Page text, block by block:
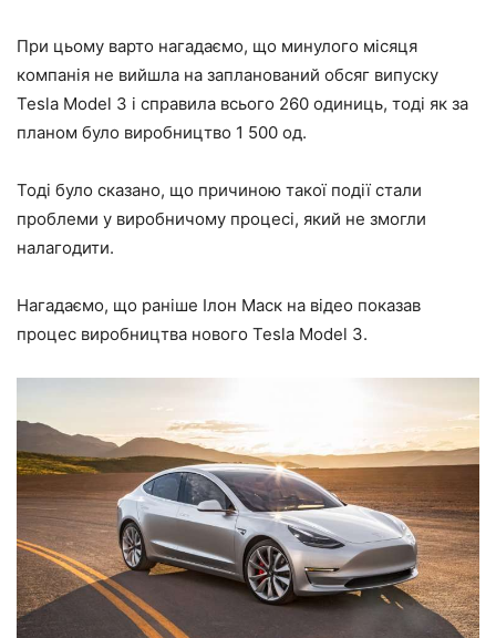
При цьому варто нагадаємо, що минулого місяця
компанія не вийшла на запланований обсяг випуску
Tesla Model 3 і справила всього 260 одиниць, тоді як за
планом було виробництво 1 500 од.
Тоді було сказано, що причиною такої події стали
проблеми у виробничому процесі, який не змогли
налагодити.
Нагадаємо, що раніше Ілон Маск на відео показав
процес виробництва нового Tesla Model 3.